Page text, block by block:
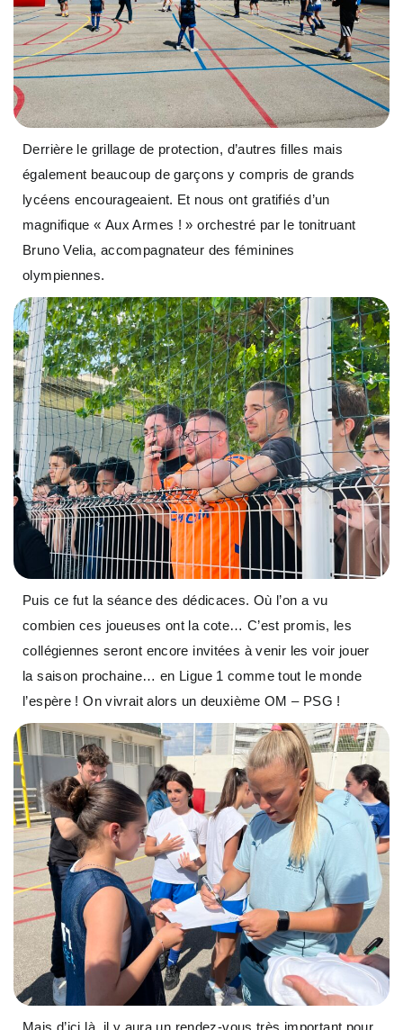
Derrière le grillage de protection, d’autres filles mais
également beaucoup de garçons y compris de grands
lycéens encourageaient. Et nous ont gratifiés d’un
magnifique « Aux Armes ! » orchestré par le tonitruant
Bruno Velia, accompagnateur des féminines
olympiennes.
Puis ce fut la séance des dédicaces. Où l’on a vu
combien ces joueuses ont la cote… C’est promis, les
collégiennes seront encore invitées à venir les voir jouer
la saison prochaine… en Ligue 1 comme tout le monde
l’espère ! On vivrait alors un deuxième OM – PSG !
Mais d’ici là, il y aura un rendez-vous très important pour